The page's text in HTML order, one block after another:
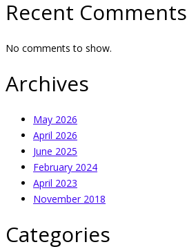
Recent Comments
No comments to show.
Archives
May 2026
April 2026
June 2025
February 2024
April 2023
November 2018
Categories